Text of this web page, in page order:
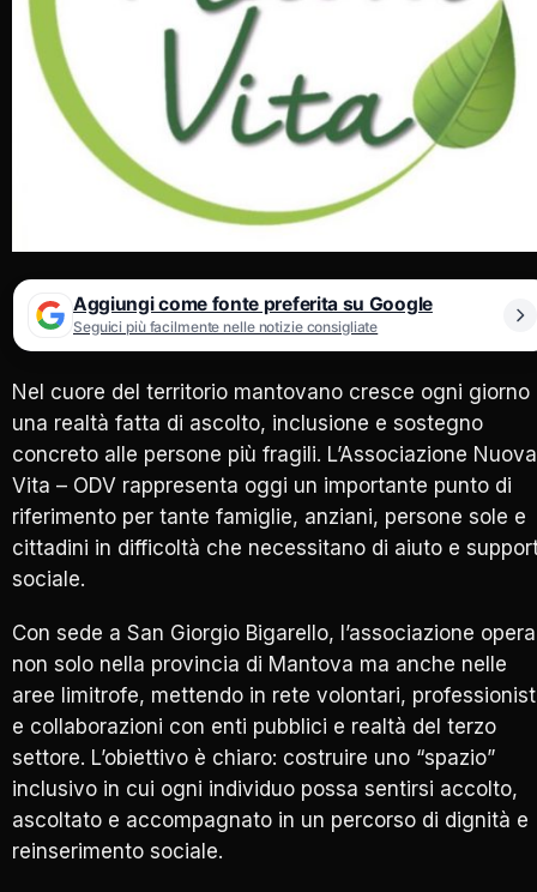
Aggiungi come fonte preferita su Google
Seguici più facilmente nelle notizie consigliate
Nel cuore del territorio mantovano cresce ogni giorno
una realtà fatta di ascolto, inclusione e sostegno
concreto alle persone più fragili. L’Associazione Nuova
Vita – ODV rappresenta oggi un importante punto di
riferimento per tante famiglie, anziani, persone sole e
cittadini in difficoltà che necessitano di aiuto e
sociale.
Con sede a San Giorgio Bigarello, l’associazione opera
non solo nella provincia di Mantova ma anche nelle
aree limitrofe, mettendo in rete volontari,
e collaborazioni con enti pubblici e realtà del terzo
settore. L’obiettivo è chiaro: costruire uno “spazio”
inclusivo in cui ogni individuo possa sentirsi accolto,
ascoltato e accompagnato in un percorso di dignità e
reinserimento sociale.